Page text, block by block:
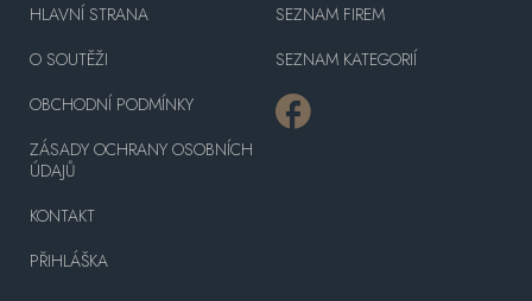
HLAVNÍ STRANA
O SOUTĚŽI
OBCHODNÍ PODMÍNKY
ZÁSADY OCHRANY OSOBNÍCH
ÚDAJŮ
KONTAKT
PŘIHLÁŠKA
SEZNAM FIREM
SEZNAM KATEGORIÍ